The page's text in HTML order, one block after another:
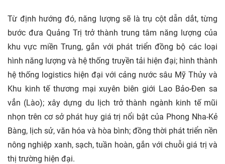
Từ định hướng đó, năng lượng sẽ là trụ cột dẫn dắt, từng
bước đưa Quảng Trị trở thành trung tâm năng lượng của
khu vực miền Trung, gắn với phát triển đồng bộ các loại
hình năng lượng và hệ thống truyền tải hiện đại; hình thành
hệ thống logistics hiện đại với cảng nước sâu Mỹ Thủy và
Khu kinh tế thương mại xuyên biên giới Lao Bảo-Đen sa
vẳn (Lào); xây dựng du lịch trở thành ngành kinh tế mũi
nhọn trên cơ sở phát huy giá trị nổi bật của Phong Nha-Kẻ
Bàng, lịch sử, văn hóa và hòa bình; đồng thời phát triển nền
nông nghiệp xanh, sạch, tuần hoàn, gắn với chuỗi giá trị và
thị trường hiện đại.